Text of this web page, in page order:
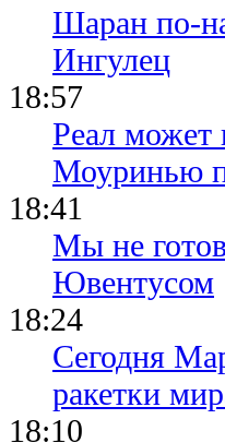
Шаран по-
Ингулец
18:57
Реал может
Моуринью
18:41
Мы не
Ювентусом
18:24
Сегодня
ракетки
18:10